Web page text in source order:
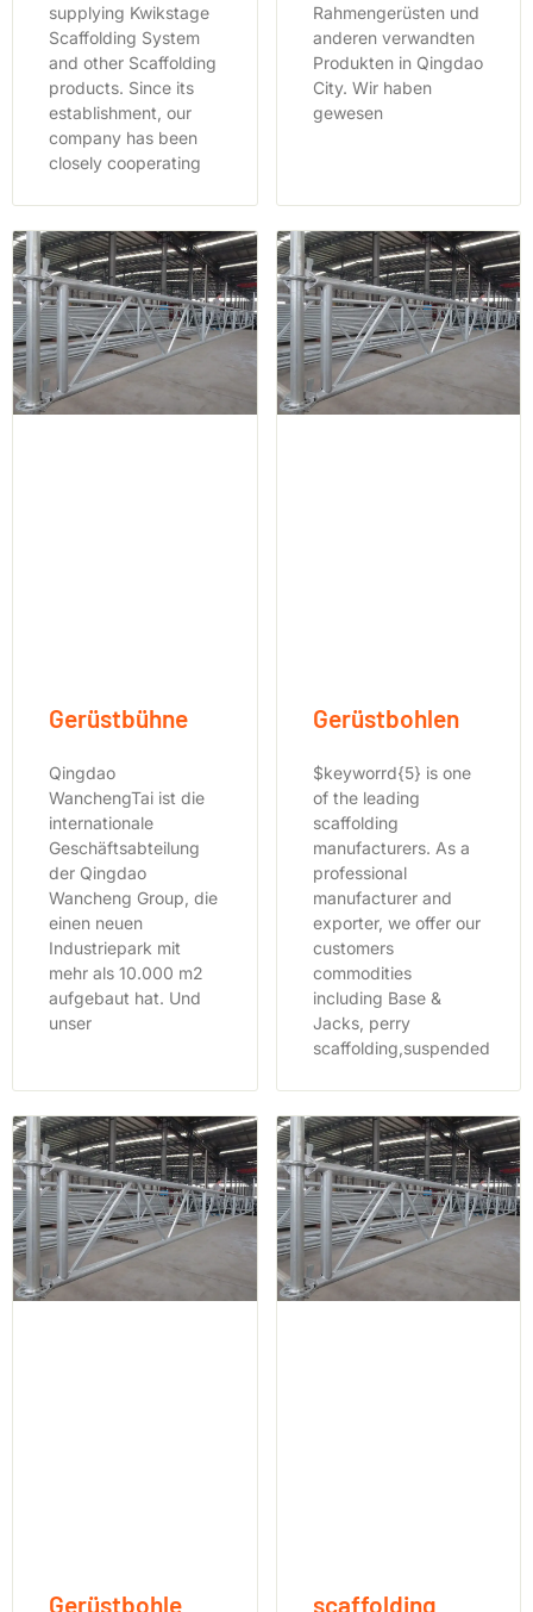
supplying Kwikstage
Scaffolding System
and other Scaffolding
products. Since its
establishment, our
company has been
closely cooperating
Rahmengerüsten und
anderen verwandten
Produkten in Qingdao
City. Wir haben
gewesen
Gerüstbühne
Qingdao
WanchengTai ist die
internationale
Geschäftsabteilung
der Qingdao
Wancheng Group, die
einen neuen
Industriepark mit
mehr als 10.000 m2
aufgebaut hat. Und
unser
Gerüstbohlen
$keyworrd{5} is one
of the leading
scaffolding
manufacturers. As a
professional
manufacturer and
exporter, we offer our
customers
commodities
including Base &
Jacks, perry
scaffolding,suspended
Gerüstbohle
scaffolding